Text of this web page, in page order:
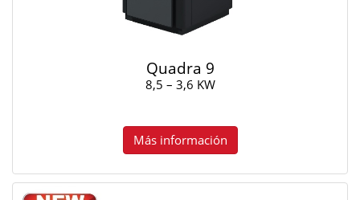
Quadra 9
8,5 – 3,6 KW
Más información